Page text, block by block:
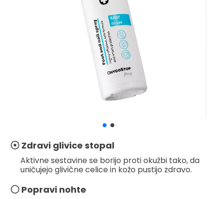
Zdravi glivice stopal
Aktivne sestavine se borijo proti okužbi tako, da
uničujejo glivične celice in kožo pustijo zdravo.
Popravi nohte